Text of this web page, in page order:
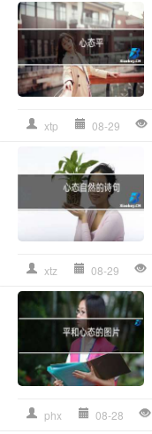
xtp 08-29
xtz 08-29
phx 08-28